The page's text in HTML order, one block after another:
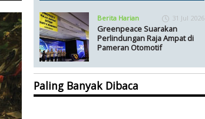
Berita Harian 31 Jul 2026
Greenpeace Suarakan
Perlindungan Raja Ampat di
Pameran Otomotif
Paling Banyak Dibaca